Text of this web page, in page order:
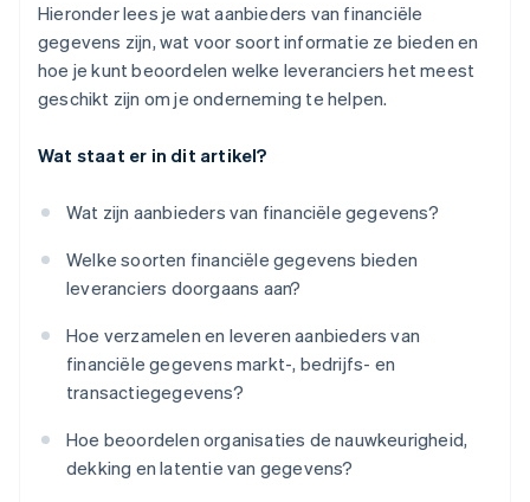
Hieronder lees je wat aanbieders van financiële
gegevens zijn, wat voor soort informatie ze bieden en
hoe je kunt beoordelen welke leveranciers het meest
geschikt zijn om je onderneming te helpen.
Wat staat er in dit artikel?
Wat zijn aanbieders van financiële gegevens?
Welke soorten financiële gegevens bieden
leveranciers doorgaans aan?
Hoe verzamelen en leveren aanbieders van
financiële gegevens markt-, bedrijfs- en
transactiegegevens?
Hoe beoordelen organisaties de nauwkeurigheid,
dekking en latentie van gegevens?